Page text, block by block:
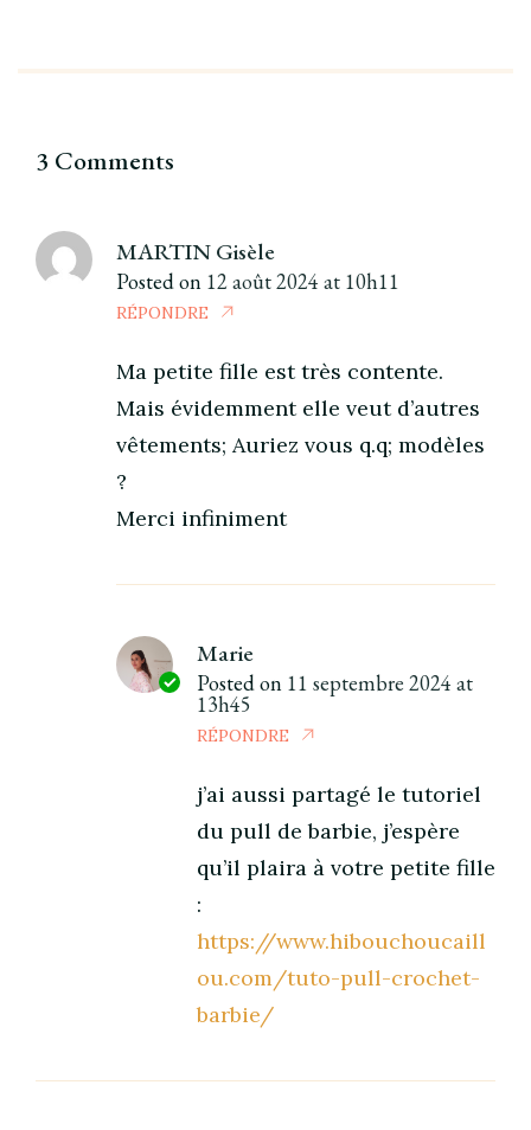
3 Comments
MARTIN Gisèle
Posted on 12 août 2024 at 10h11
RÉPONDRE
Ma petite fille est très contente.
Mais évidemment elle veut d’autres
vêtements; Auriez vous q.q; modèles
?
Merci infiniment
Marie
Posted on 11 septembre 2024 at
13h45
RÉPONDRE
j’ai aussi partagé le tutoriel
du pull de barbie, j’espère
qu’il plaira à votre petite fille
:
https://www.hibouchoucaill
ou.com/tuto-pull-crochet-
barbie/